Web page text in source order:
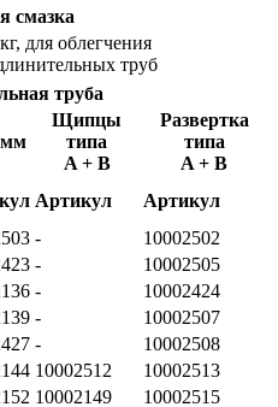
смазка
для облегчения
труб
труба
мм
Щипцы
типа
A + B
Развертка
типа
A + B
Артикул
Артикул
-
10002502
-
10002505
-
10002424
-
10002507
-
10002508
10002512
10002513
10002149 10002515